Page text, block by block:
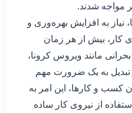
مواجه شدند.
نیاز به افزایش بهره‌وری و
کار، بیش از هر زمان
مانند ویروس کرونا،
تبدیل به یک ضرورت مهم
کسب و کارها، این امر به
از نیروی کار ساده